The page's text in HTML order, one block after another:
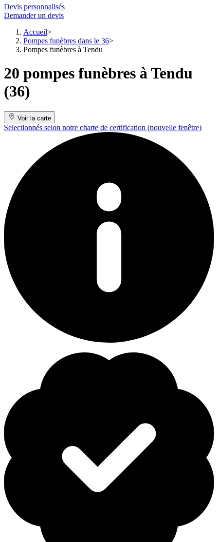
Devis personnalisés
Demander un devis
Accueil
Pompes funèbres dans le 36
Pompes funèbres à Tendu
20 pompes funèbres à Tendu
(36)
Voir la carte
Selectionnés selon notre charte de certification (nouvelle fenêtre)